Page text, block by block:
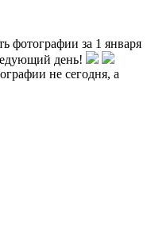
фотографии за 1 января
день!
не сегодня, а